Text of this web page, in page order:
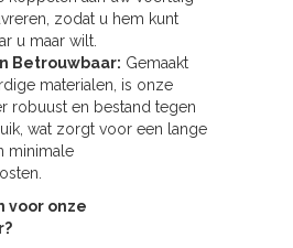
zodat u hem kunt
u maar wilt.
Betrouwbaar: Gemaakt
materialen, is onze
robuust en bestand tegen
wat zorgt voor een lange
minimale
voor onze